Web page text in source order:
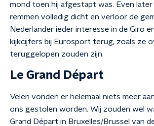
mond toen hij afgestapt was. Even
remmen volledig dicht en verloor de
Nederlander ieder interesse in de Giro
kijkcijfers bij Eurosport terug, zoals ze
teruggelopen zouden zijn.
Le Grand Départ
Velen vonden er helemaal niets meer
ons gestolen worden. Wij zouden wel
Grand Départ in Bruxelles/Brussel van